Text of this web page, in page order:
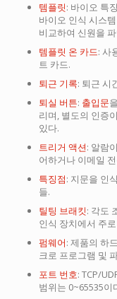
템플릿: 바이오 특
바이오 인식 시스
비교하여 신원을
템플릿 온 카드: 사
트 카드.
퇴근 기록: 퇴근 시
퇴실 버튼: 출입문
리며, 별도의 인증
있다.
트리거 액션: 알람
어하거나 이메일
특징점: 지문을 인
들.
틸팅 브래킷: 각도
인식 장치에서 주
펌웨어: 제품의 하
크로 프로그램 및
포트 번호: TCP/
범위는 0~65535이